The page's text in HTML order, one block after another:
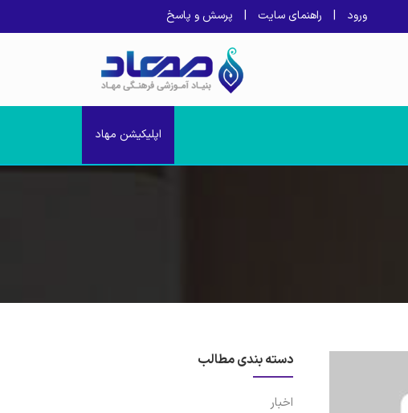
پرسش و پاسخ | راهنمای سایت | ورود
اپلیکیشن مهاد
دسته بندی مطالب
اخبار